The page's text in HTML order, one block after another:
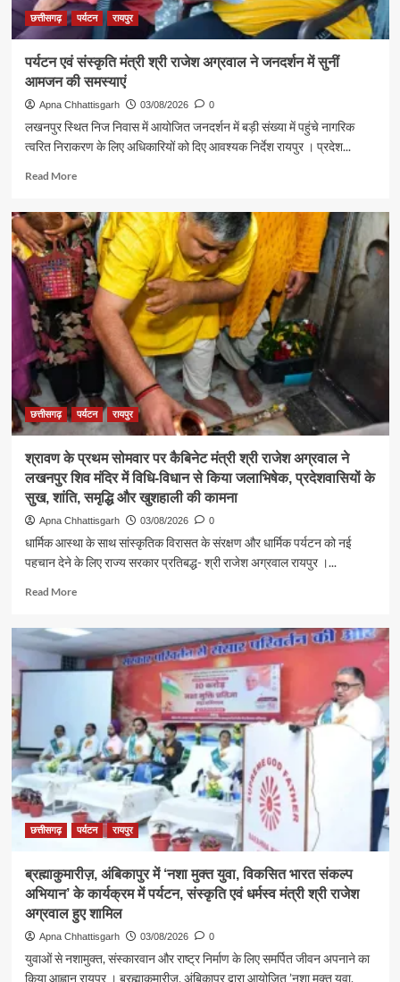
की
छत्तीसगढ़ पर्यटन रायपुर
पर्यटन एवं संस्कृति मंत्री श्री राजेश अग्रवाल ने जनदर्शन में सुनीं
आमजन की समस्याएं
Apna Chhattisgarh 03/08/2026 0
लखनपुर स्थित निज निवास में आयोजित जनदर्शन में बड़ी संख्या में पहुंचे नागरिक
त्वरित निराकरण के लिए अधिकारियों को दिए आवश्यक निर्देश रायपुर । प्रदेश...
Read MoreRead
पर्यटन
एवं
संस्कृति
मंत्री
श्री
राजेश
अग्रवाल
ने
जनदर्शन
सुनीं
आमजन
की
छत्तीसगढ़ पर्यटन रायपुर
श्रावण के प्रथम सोमवार पर कैबिनेट मंत्री श्री राजेश अग्रवाल ने
लखनपुर शिव मंदिर में विधि-विधान से किया जलाभिषेक, प्रदेशवासियों के
सुख, शांति, समृद्धि और खुशहाली की कामना
Apna Chhattisgarh 03/08/2026 0
धार्मिक आस्था के साथ सांस्कृतिक विरासत के संरक्षण और धार्मिक पर्यटन को नई
पहचान देने के लिए राज्य सरकार प्रतिबद्ध- श्री राजेश अग्रवाल रायपुर ।...
Read MoreRead
श्रावण
के
प्रथम
कैबिनेट
मंत्री
श्री
राजेश
अग्रवाल
ने
लखनपुर
में
विधि-
विधान
जलाभिषेक,
छत्तीसगढ़ पर्यटन रायपुर
ब्रह्माकुमारीज़, अंबिकापुर में ‘नशा मुक्त युवा, विकसित भारत संकल्प
अभियान’ के कार्यक्रम में पर्यटन, संस्कृति एवं धर्मस्व मंत्री श्री राजेश
अग्रवाल हुए शामिल
Apna Chhattisgarh 03/08/2026 0
युवाओं से नशामुक्त, संस्कारवान और राष्ट्र निर्माण के लिए समर्पित जीवन अपनाने का
किया आह्वान रायपुर । ब्रह्माकुमारीज़, अंबिकापुर द्वारा आयोजित ’नशा मुक्त युवा,